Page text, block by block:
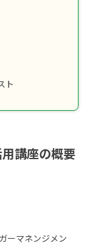
ト
講座の概要
ーマネンジメン